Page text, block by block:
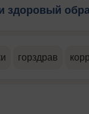
здоровый
горздрав